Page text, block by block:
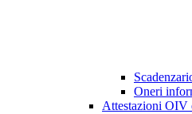
Oneri
Attestazioni OIV